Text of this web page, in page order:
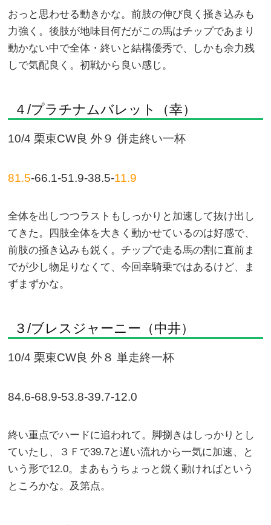
おっと思わせる動きかな。前肢の伸び良く掻き込みも
力強く。後肢が地味目何だがこの馬はチップであまり
動かない中で全体・終いと結構優秀で、しかも余力残
しで気配良く。初戦から良い感じ。
４/プラチナムバレット（幸）
10/4 栗東CW良 外９ 併走終い一杯
81.5-66.1-51.9-38.5-11.9
全体を出しつつラストもしっかりと加速して抜け出し
てきた。四肢全体を大きく動かせているのは好感で、
前肢の掻き込みも鋭く。チップで走る馬の割に直前ま
でが少し物足りなくて、今回幸騎乗ではあるけど、ま
ずまずかな。
３/ブレスジャーニー（中井）
10/4 栗東CW良 外８ 単走終一杯
84.6-68.9-53.8-39.7-12.0
終い重点でハードに追われて。脚捌きはしっかりとし
ていたし、３Ｆで39.7と遅い流れから一気に加速、と
いう形で12.0。まあもうちょっと鋭く動ければという
ところかな。及第点。